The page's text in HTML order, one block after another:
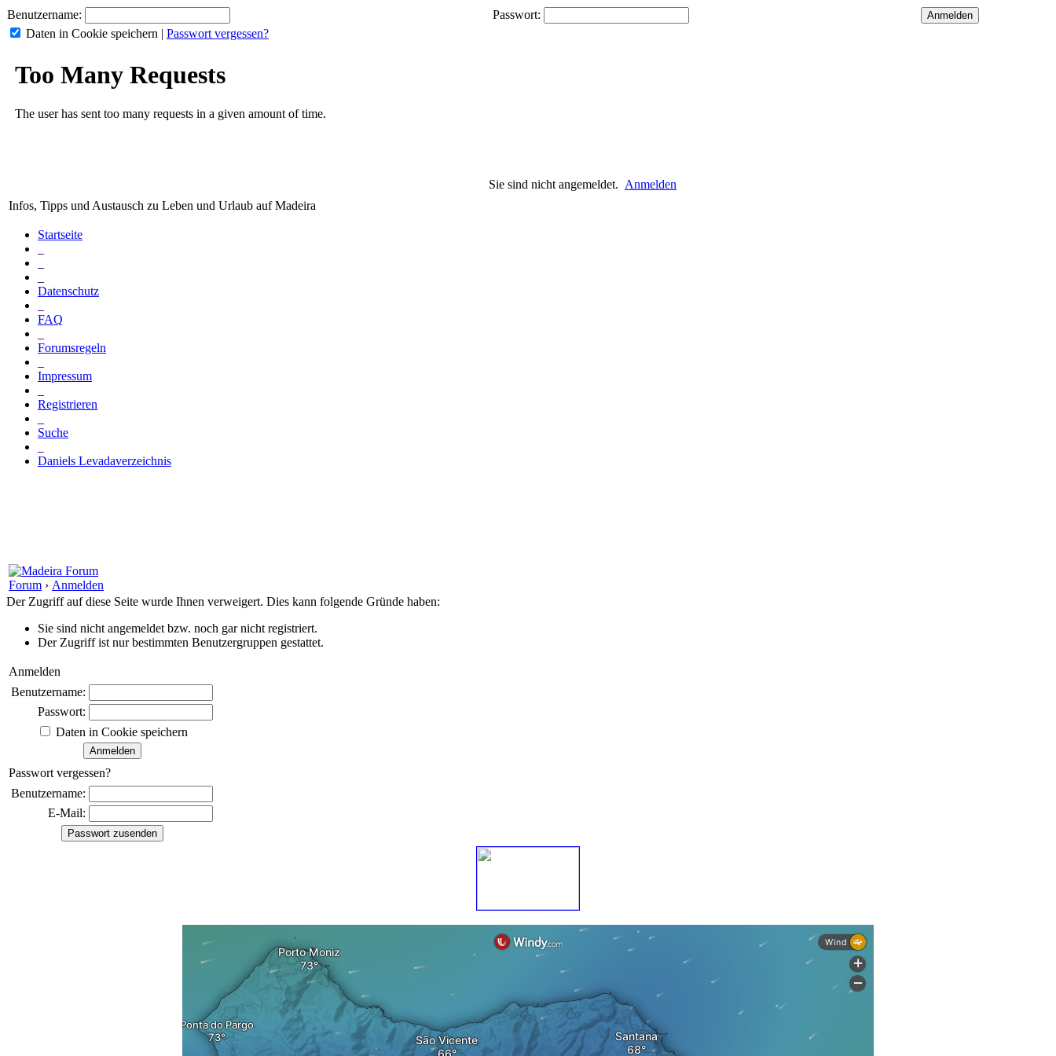
Benutzername:
Passwort:
Daten in Cookie speichern | Passwort vergessen?
Sie sind nicht angemeldet. Anmelden
Infos, Tipps und Austausch zu Leben und Urlaub auf Madeira
Startseite
Datenschutz
FAQ
Forumsregeln
Impressum
Registrieren
Suche
Daniels Levadaverzeichnis
Forum › Anmelden
Der Zugriff auf diese Seite wurde Ihnen verweigert. Dies kann folgende Gründe haben:
Sie sind nicht angemeldet bzw. noch gar nicht registriert.
Der Zugriff ist nur bestimmten Benutzergruppen gestattet.
Anmelden
Benutzername:
Passwort:
Daten in Cookie speichern
Passwort vergessen?
Benutzername:
E-Mail: